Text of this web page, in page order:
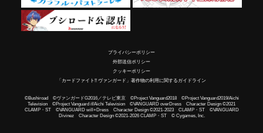
プライバシーポリシー
外部送信ポリシー
クッキーポリシー
「カードファイト!! ヴァンガード」著作物の利用に関するガイドライン
©Bushiroad ©ヴァンガードG2016／テレビ東京 ©Project Vanguard2018 ©Project Vanguard2019/Aichi
Television ©Project Vanguard if/Aichi Television ©VANGUARD overDress Character Design ©2021
CLAMP・ST ©VANGUARD will+Dress Character Design ©2021-2023 CLAMP・ST ©VANGUARD
Divinez Character Design ©2021-2026 CLAMP・ST © Cygames, Inc.